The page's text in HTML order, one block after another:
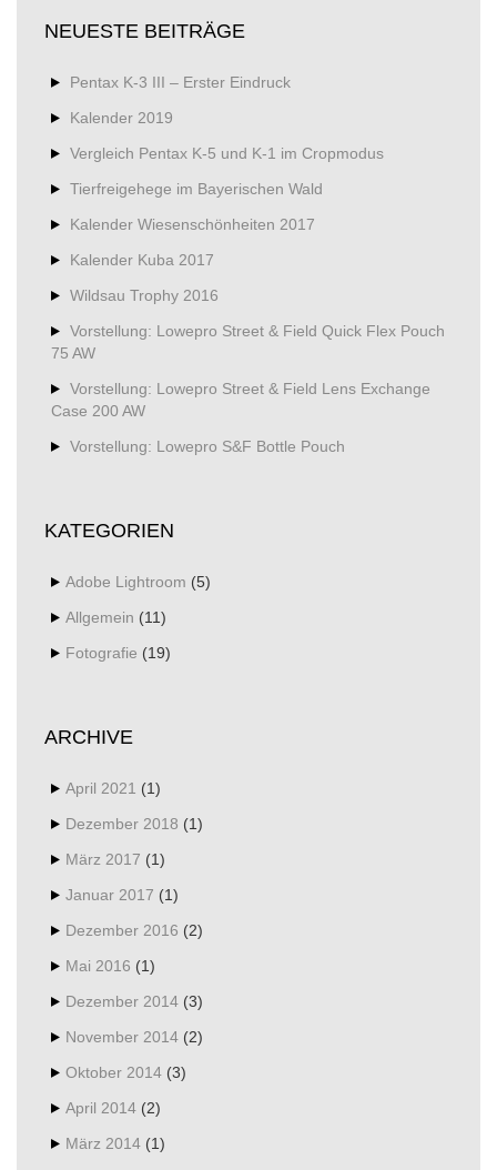
NEUESTE BEITRÄGE
Pentax K-3 III – Erster Eindruck
Kalender 2019
Vergleich Pentax K-5 und K-1 im Cropmodus
Tierfreigehege im Bayerischen Wald
Kalender Wiesenschönheiten 2017
Kalender Kuba 2017
Wildsau Trophy 2016
Vorstellung: Lowepro Street & Field Quick Flex Pouch
75 AW
Vorstellung: Lowepro Street & Field Lens Exchange
Case 200 AW
Vorstellung: Lowepro S&F Bottle Pouch
KATEGORIEN
Adobe Lightroom (5)
Allgemein (11)
Fotografie (19)
ARCHIVE
April 2021 (1)
Dezember 2018 (1)
März 2017 (1)
Januar 2017 (1)
Dezember 2016 (2)
Mai 2016 (1)
Dezember 2014 (3)
November 2014 (2)
Oktober 2014 (3)
April 2014 (2)
März 2014 (1)